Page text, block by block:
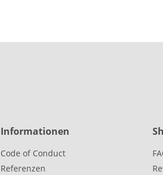
Informationen
Code of Conduct
Referenzen